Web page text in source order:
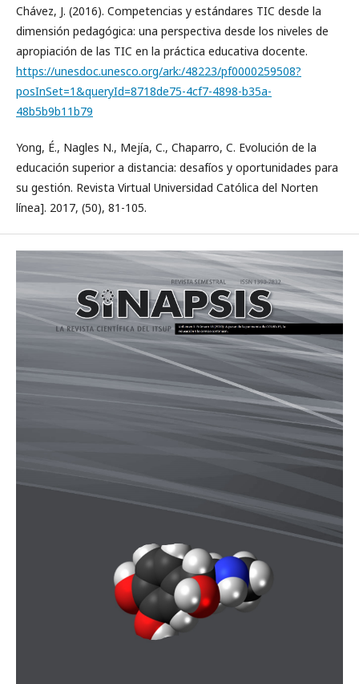
Chávez, J. (2016). Competencias y estándares TIC desde la
dimensión pedagógica: una perspectiva desde los niveles de
apropiación de las TIC en la práctica educativa docente.
https://unesdoc.unesco.org/ark:/48223/pf0000259508?
posInSet=1&queryId=8718de75-4cf7-4898-b35a-
48b5b9b11b79
Yong, É., Nagles N., Mejía, C., Chaparro, C. Evolución de la
educación superior a distancia: desafíos y oportunidades para
su gestión. Revista Virtual Universidad Católica del Norten
línea]. 2017, (50), 81-105.